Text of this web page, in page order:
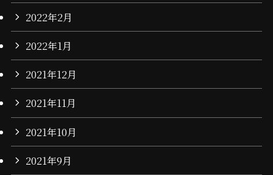
2022年2月
2022年1月
2021年12月
2021年11月
2021年10月
2021年9月